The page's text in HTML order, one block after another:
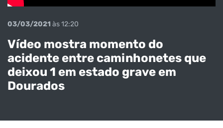
03/03/2021 às 12:20
Vídeo mostra momento do
acidente entre caminhonetes que
deixou 1 em estado grave em
Dourados